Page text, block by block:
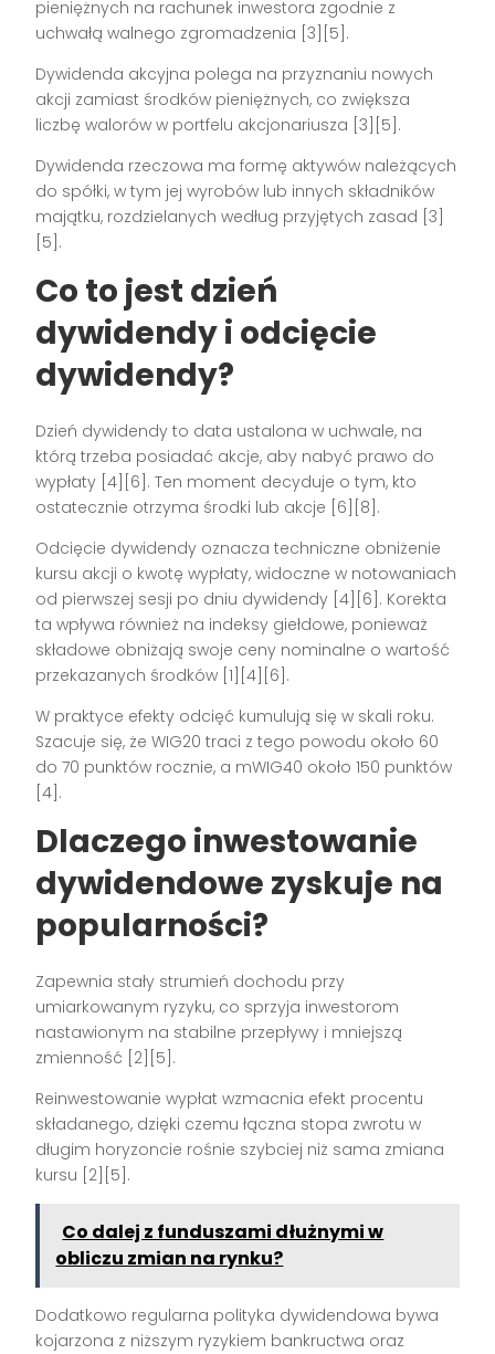
pieniężnych na rachunek inwestora zgodnie z
uchwałą walnego zgromadzenia [3][5].
Dywidenda akcyjna polega na przyznaniu nowych
akcji zamiast środków pieniężnych, co zwiększa
liczbę walorów w portfelu akcjonariusza [3][5].
Dywidenda rzeczowa ma formę aktywów należących
do spółki, w tym jej wyrobów lub innych składników
majątku, rozdzielanych według przyjętych zasad [3]
[5].
Co to jest dzień
dywidendy i odcięcie
dywidendy?
Dzień dywidendy to data ustalona w uchwale, na
którą trzeba posiadać akcje, aby nabyć prawo do
wypłaty [4][6]. Ten moment decyduje o tym, kto
ostatecznie otrzyma środki lub akcje [6][8].
Odcięcie dywidendy oznacza techniczne obniżenie
kursu akcji o kwotę wypłaty, widoczne w notowaniach
od pierwszej sesji po dniu dywidendy [4][6]. Korekta
ta wpływa również na indeksy giełdowe, ponieważ
składowe obniżają swoje ceny nominalne o wartość
przekazanych środków [1][4][6].
W praktyce efekty odcięć kumulują się w skali roku.
Szacuje się, że WIG20 traci z tego powodu około 60
do 70 punktów rocznie, a mWIG40 około 150 punktów
[4].
Dlaczego inwestowanie
dywidendowe zyskuje na
popularności?
Zapewnia stały strumień dochodu przy
umiarkowanym ryzyku, co sprzyja inwestorom
nastawionym na stabilne przepływy i mniejszą
zmienność [2][5].
Reinwestowanie wypłat wzmacnia efekt procentu
składanego, dzięki czemu łączna stopa zwrotu w
długim horyzoncie rośnie szybciej niż sama zmiana
kursu [2][5].
Co dalej z funduszami dłużnymi w
obliczu zmian na rynku?
Dodatkowo regularna polityka dywidendowa bywa
kojarzona z niższym ryzykiem bankructwa oraz